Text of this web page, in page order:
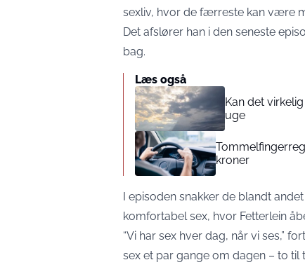
sexliv, hvor de færreste kan være
Det afslører han i den seneste
bag.
Læs også
Kan det
uge
kroner
I episoden snakker de blandt
komfortabel sex, hvor Fetterlein
“Vi har sex hver dag, når vi ses,”
sex et par gange om dagen – to til